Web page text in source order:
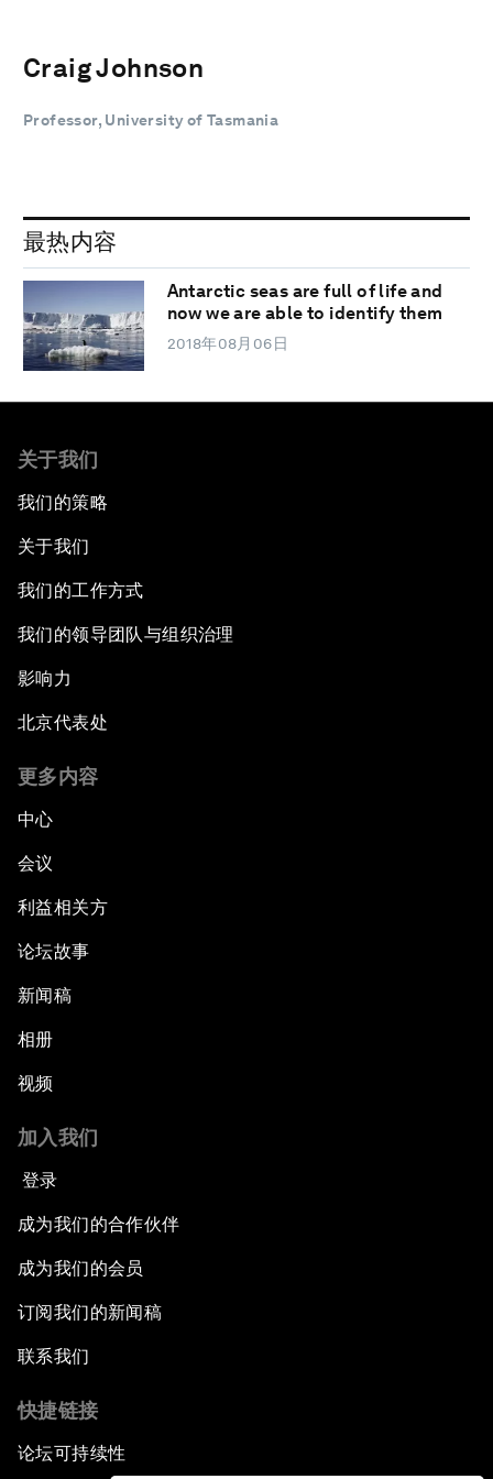
Craig Johnson
Professor, University of Tasmania
最热内容
Antarctic seas are full of life and
now we are able to identify them
2018年08月06日
关于我们
我们的策略
关于我们
我们的工作方式
我们的领导团队与组织治理
影响力
北京代表处
更多内容
中心
会议
利益相关方
论坛故事
新闻稿
相册
视频
加入我们
登录
成为我们的合作伙伴
成为我们的会员
订阅我们的新闻稿
联系我们
快捷链接
论坛可持续性